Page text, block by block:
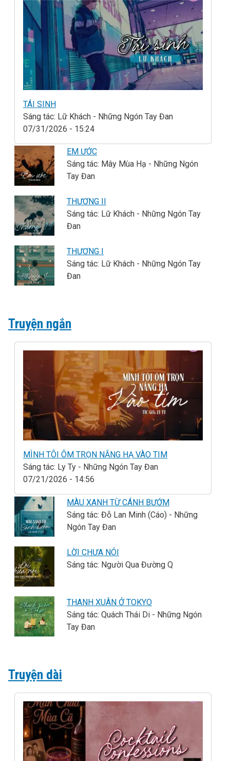
TÁI SINH
Sáng tác: Lữ Khách - Những Ngón Tay Đan
07/31/2026 - 15:24
EM ƯỚC
Sáng tác: Mây Mùa Hạ - Những Ngón
Tay Đan
THƯƠNG II
Sáng tác: Lữ Khách - Những Ngón Tay
Đan
THƯƠNG I
Sáng tác: Lữ Khách - Những Ngón Tay
Đan
Truyện ngắn
MÌNH TÔI ÔM TRỌN NẮNG HẠ VÀO TIM
Sáng tác: Ly Ty - Những Ngón Tay Đan
07/21/2026 - 14:56
MÀU XANH TỪ CÁNH BƯỚM
Sáng tác: Đỗ Lan Minh (Cáo) - Những
Ngón Tay Đan
LỜI CHƯA NÓI
Sáng tác: Người Qua Đường Q
THANH XUÂN Ở TOKYO
Sáng tác: Quách Thái Di - Những Ngón
Tay Đan
Truyện dài